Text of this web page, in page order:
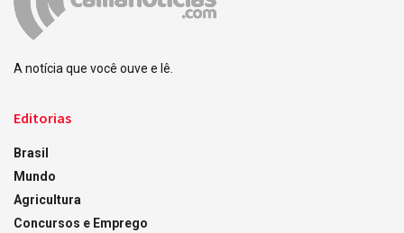
A notícia que você ouve e lê.
Editorias
Brasil
Mundo
Agricultura
Concursos e Emprego